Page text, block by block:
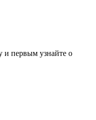
и первым узнайте о